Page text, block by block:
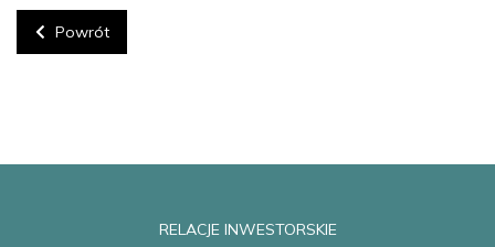
Powrót
RELACJE INWESTORSKIE